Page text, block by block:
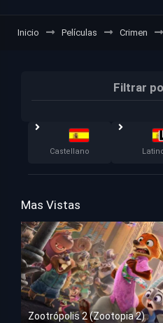
Inicio Películas Crimen
Filtrar
Castellano
Mas Vistas
Zootrópolis 2 (Zootopia 2)